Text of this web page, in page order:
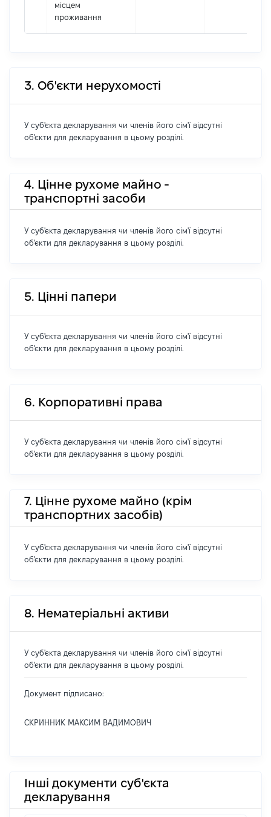
місцем
проживання
3. Об'єкти нерухомості
У суб'єкта декларування чи членів його сім'ї відсутні
об'єкти для декларування в цьому розділі.
4. Цінне рухоме майно -
транспортні засоби
У суб'єкта декларування чи членів його сім'ї відсутні
об'єкти для декларування в цьому розділі.
5. Цінні папери
У суб'єкта декларування чи членів його сім'ї відсутні
об'єкти для декларування в цьому розділі.
6. Корпоративні права
У суб'єкта декларування чи членів його сім'ї відсутні
об'єкти для декларування в цьому розділі.
7. Цінне рухоме майно (крім
транспортних засобів)
У суб'єкта декларування чи членів його сім'ї відсутні
об'єкти для декларування в цьому розділі.
8. Нематеріальні активи
У суб'єкта декларування чи членів його сім'ї відсутні
об'єкти для декларування в цьому розділі.
Документ підписано:
СКРИННИК МАКСИМ ВАДИМОВИЧ
Інші документи суб'єкта
декларування